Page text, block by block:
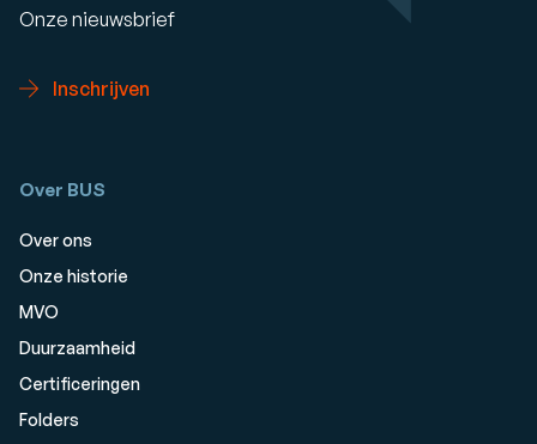
Onze nieuwsbrief
Inschrijven
Over BUS
Over ons
Onze historie
MVO
Duurzaamheid
Certificeringen
Folders